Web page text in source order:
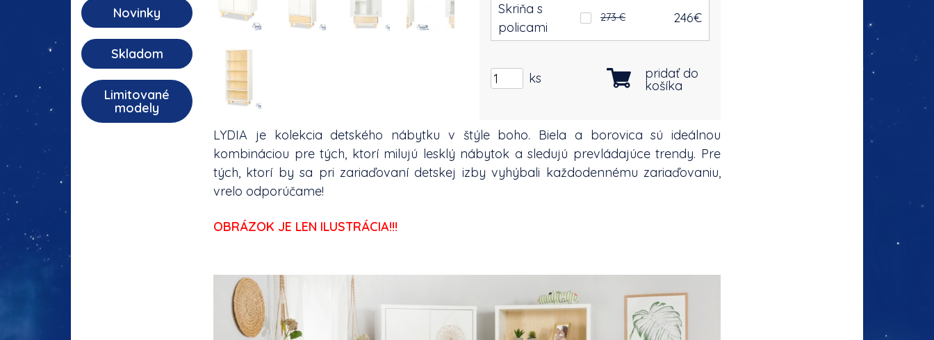
Novinky
Skladom
Limitované
modely
Skriňa s
policami
273 € 246€
ks pridať do
košíka
LYDIA je kolekcia detského nábytku v štýle boho. Biela a borovica sú ideálnou
kombináciou pre tých, ktorí milujú lesklý nábytok a sledujú prevládajúce trendy. Pre
tých, ktorí by sa pri zariaďovaní detskej izby vyhýbali každodennému zariaďovaniu,
vrelo odporúčame!
OBRÁZOK JE LEN ILUSTRÁCIA!!!